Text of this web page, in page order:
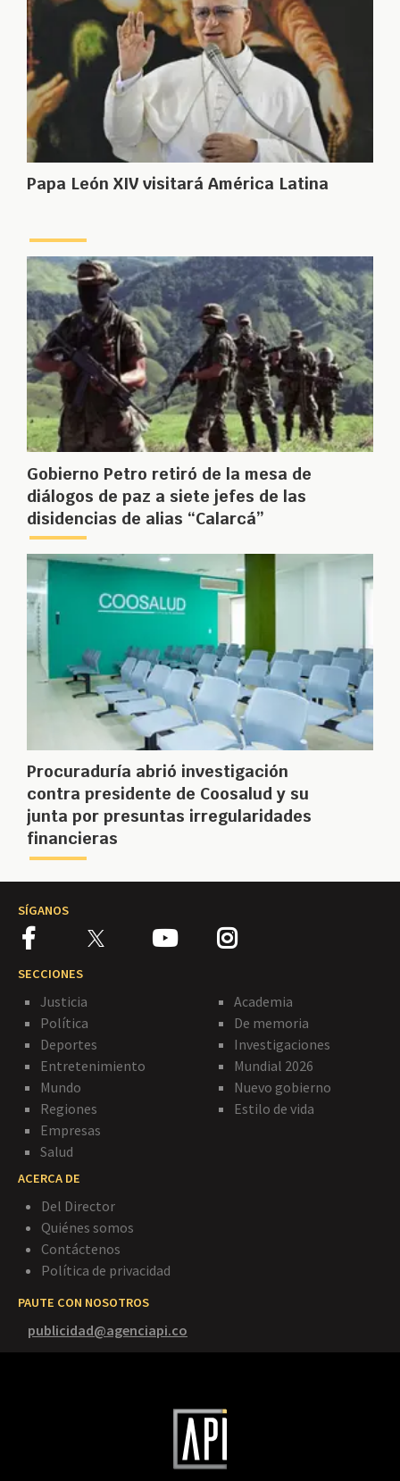
Papa León XIV visitará América Latina
Gobierno Petro retiró de la mesa de
diálogos de paz a siete jefes de las
disidencias de alias “Calarcá”
Procuraduría abrió investigación
contra presidente de Coosalud y su
junta por presuntas irregularidades
financieras
SÍGANOS
SECCIONES
Justicia
Política
Deportes
Entretenimiento
Mundo
Regiones
Empresas
Salud
Academia
De memoria
Investigaciones
Mundial 2026
Nuevo gobierno
Estilo de vida
ACERCA DE
Del Director
Quiénes somos
Contáctenos
Política de privacidad
PAUTE CON NOSOTROS
publicidad@agenciapi.co